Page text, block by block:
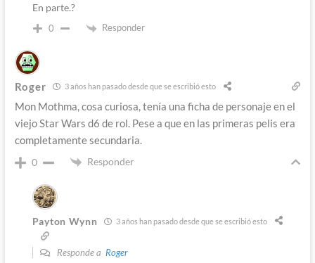
En parte.?
0 Responder
Roger 3 años han pasado desde que se escribió esto
Mon Mothma, cosa curiosa, tenía una ficha de personaje en el
viejo Star Wars d6 de rol. Pese a que en las primeras pelis era
completamente secundaria.
0 Responder
Payton Wynn 3 años han pasado desde que se escribió esto
Responde a Roger